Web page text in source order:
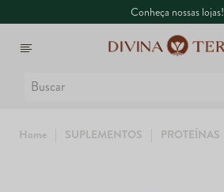
Conheça nossas lojas!
SUPLEMENTOS PROTEÍNAS